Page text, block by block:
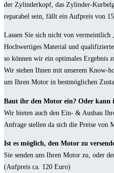
der Zylinderkopf, das Zylinder-
reparabel sein, fällt ein Aufpreis von
Lassen Sie sich nicht von vermeintlich
Hochwertiges Material und
so können wir ein optimales Ergebnis
Wir stehen Ihnen mit unserem Know-
um Ihren Motor in bestmöglichen
Baut ihr den Motor ein? Oder kann
Wir bieten auch den Ein- & Ausbau
Anfrage stellen da sich die Preise von
Ist es möglich, den Motor zu
Sie senden uns Ihren Motor zu, oder
(Aufpreis ca. 120 Euro)